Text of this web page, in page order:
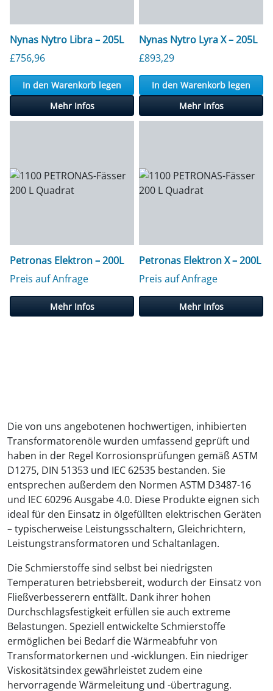
Nynas Nytro Libra – 205L
£756,96
In den Warenkorb legen
Mehr Infos
Nynas Nytro Lyra X – 205L
£893,29
In den Warenkorb legen
Mehr Infos
Petronas Elektron – 200L
Preis auf Anfrage
Mehr Infos
Petronas Elektron X – 200L
Preis auf Anfrage
Mehr Infos
Die von uns angebotenen hochwertigen, inhibierten
Transformatorenöle wurden umfassend geprüft und
haben in der Regel Korrosionsprüfungen gemäß ASTM
D1275, DIN 51353 und IEC 62535 bestanden. Sie
entsprechen außerdem den Normen ASTM D3487-16
und IEC 60296 Ausgabe 4.0. Diese Produkte eignen sich
ideal für den Einsatz in ölgefüllten elektrischen Geräten
– typischerweise Leistungsschaltern, Gleichrichtern,
Leistungstransformatoren und Schaltanlagen.
Die Schmierstoffe sind selbst bei niedrigsten
Temperaturen betriebsbereit, wodurch der Einsatz von
Fließverbesserern entfällt. Dank ihrer hohen
Durchschlagsfestigkeit erfüllen sie auch extreme
Belastungen. Speziell entwickelte Schmierstoffe
ermöglichen bei Bedarf die Wärmeabfuhr von
Transformatorkernen und -wicklungen. Ein niedriger
Viskositätsindex gewährleistet zudem eine
hervorragende Wärmeleitung und -übertragung.